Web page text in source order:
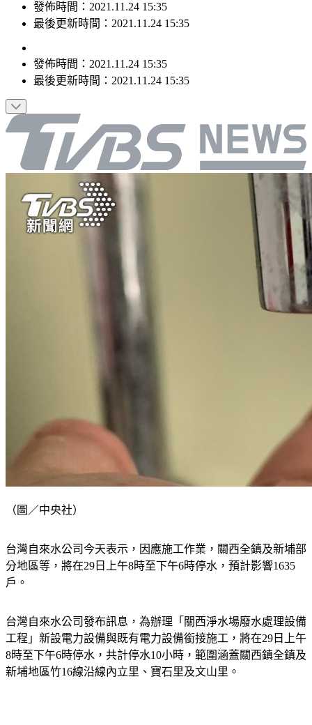
發佈時間：2021.11.24 15:35
最後更新時間：2021.11.24 15:35
發佈時間： 2021.11.24 15:35
最後更新時間： 2021.11.24 15:35
（圖／中央社）
台灣自來水公司今天表示，因應施工作業，關西全鎮及新埔部
分地區等，將在29日上午8時至下午6時停水，預計影響1635
戶。
台灣自來水公司發布訊息，為辦理「關西淨水場廢水處理設備
工程」新設電力設備與既有電力設備銜接施工，將在29日上午
8時至下午6時停水，共計停水10小時，範圍涵蓋關西鎮全鎮及
新埔地區竹16線沿線內立里、寶石里及文山里。